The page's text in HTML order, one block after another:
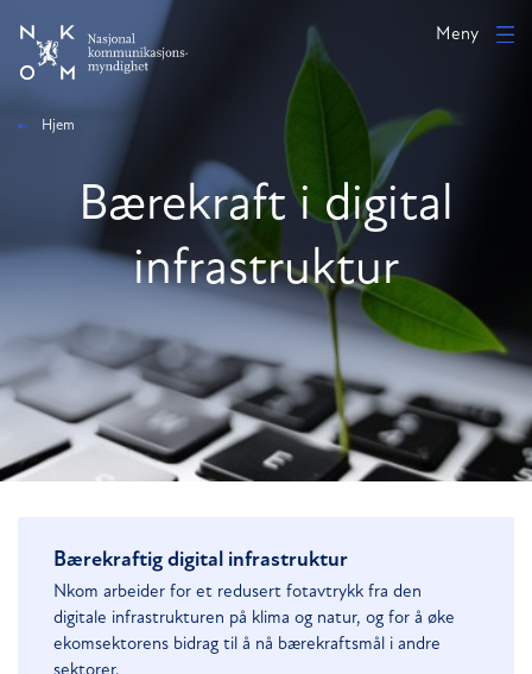
Hopp til hovedinnhold
Meny
Hjem
Bærekraft i digital
infrastruktur
Bærekraftig digital infrastruktur
Nkom arbeider for et redusert fotavtrykk fra den
digitale infrastrukturen på klima og natur, og for å øke
ekomsektorens bidrag til å nå bærekraftsmål i andre